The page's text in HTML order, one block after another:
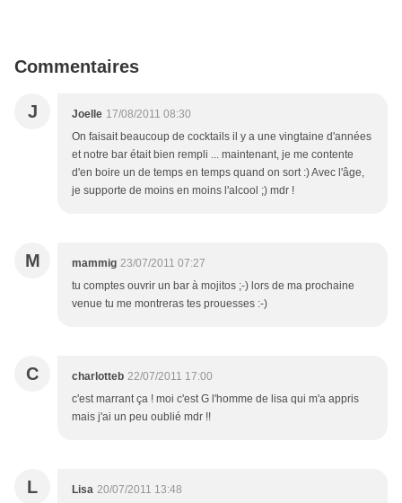
Commentaires
J Joelle 17/08/2011 08:30
On faisait beaucoup de cocktails il y a une vingtaine d'années
et notre bar était bien rempli ... maintenant, je me contente
d'en boire un de temps en temps quand on sort :) Avec l'âge,
je supporte de moins en moins l'alcool ;) mdr !
M mammig 23/07/2011 07:27
tu comptes ouvrir un bar à mojitos ;-) lors de ma prochaine
venue tu me montreras tes prouesses :-)
C charlotteb 22/07/2011 17:00
c'est marrant ça ! moi c'est G l'homme de lisa qui m'a appris
mais j'ai un peu oublié mdr !!
L Lisa 20/07/2011 13:48